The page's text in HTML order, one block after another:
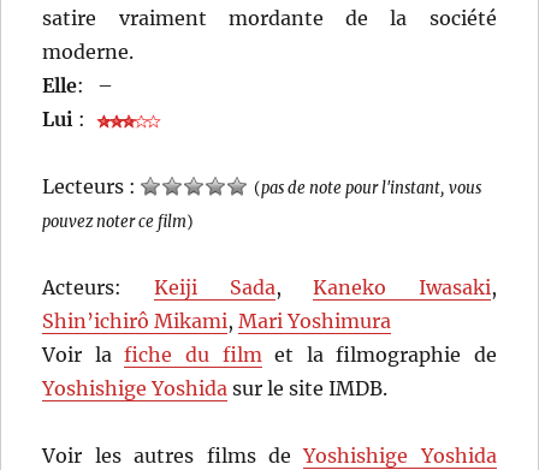
satire vraiment mordante de la société
moderne.
Elle:
–
Lui :
Lecteurs : (pas de note pour l'instant, vous
pouvez noter ce film)
Acteurs: Keiji Sada,Kaneko Iwasaki,
Shin’ichirô Mikami,Mari Yoshimura
Voir lafiche du filmet la filmographie de
Yoshishige Yoshida sur le site IMDB.
Voir les autres films deYoshishige Yoshida